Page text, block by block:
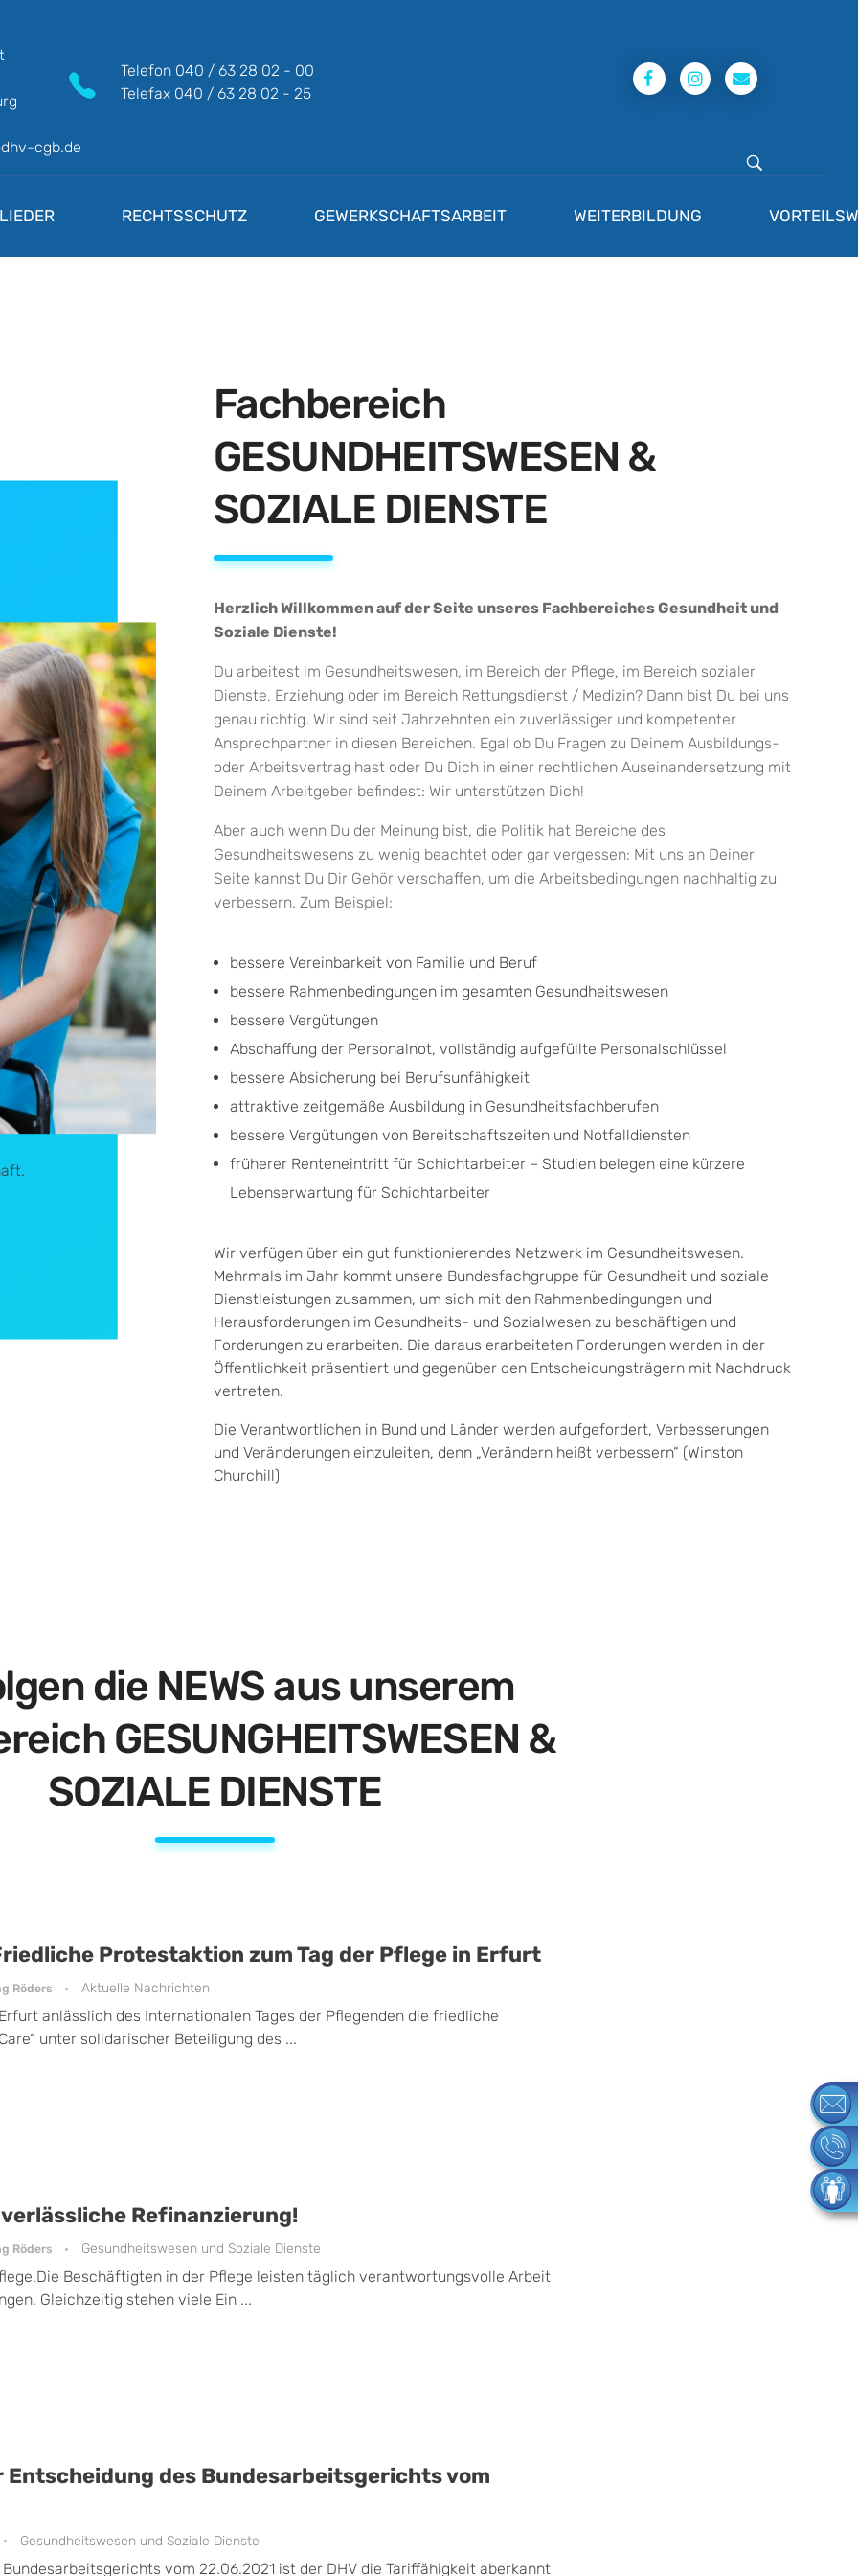
Telefon 040 / 63 28 02 - 00
Telefax 040 / 63 28 02 - 25
cgb.de
RECHTSSCHUTZ GEWERKSCHAFTSARBEIT WEITERBILDUNG
Fachbereich
GESUNDHEITSWESEN &
SOZIALE DIENSTE
Herzlich Willkommen auf der Seite unseres Fachbereiches Gesundheit und
Soziale Dienste!
Du arbeitest im Gesundheitswesen, im Bereich der Pflege, im Bereich sozialer
Dienste, Erziehung oder im Bereich Rettungsdienst / Medizin? Dann bist Du bei uns
genau richtig. Wir sind seit Jahrzehnten ein zuverlässiger und kompetenter
Ansprechpartner in diesen Bereichen. Egal ob Du Fragen zu Deinem Ausbildungs-
oder Arbeitsvertrag hast oder Du Dich in einer rechtlichen Auseinandersetzung mit
Deinem Arbeitgeber befindest: Wir unterstützen Dich!
Aber auch wenn Du der Meinung bist, die Politik hat Bereiche des
Gesundheitswesens zu wenig beachtet oder gar vergessen: Mit uns an Deiner
Seite kannst Du Dir Gehör verschaffen, um die Arbeitsbedingungen nachhaltig zu
verbessern. Zum Beispiel:
bessere Vereinbarkeit von Familie und Beruf
bessere Rahmenbedingungen im gesamten Gesundheitswesen
bessere Vergütungen
Abschaffung der Personalnot, vollständig aufgefüllte Personalschlüssel
bessere Absicherung bei Berufsunfähigkeit
attraktive zeitgemäße Ausbildung in Gesundheitsfachberufen
bessere Vergütungen von Bereitschaftszeiten und Notfalldiensten
früherer Renteneintritt für Schichtarbeiter – Studien belegen eine kürzere
Lebenserwartung für Schichtarbeiter
Wir verfügen über ein gut funktionierendes Netzwerk im Gesundheitswesen.
Mehrmals im Jahr kommt unsere Bundesfachgruppe für Gesundheit und soziale
Dienstleistungen zusammen, um sich mit den Rahmenbedingungen und
Herausforderungen im Gesundheits- und Sozialwesen zu beschäftigen und
Forderungen zu erarbeiten. Die daraus erarbeiteten Forderungen werden in der
Öffentlichkeit präsentiert und gegenüber den Entscheidungsträgern mit Nachdruck
vertreten.
Die Verantwortlichen in Bund und Länder werden aufgefordert, Verbesserungen
und Veränderungen einzuleiten, denn „Verändern heißt verbessern“ (Winston
Churchill)
die NEWS aus unserem
GESUNGHEITSWESEN &
SOZIALE DIENSTE
Protestaktion zum Tag der Pflege in Erfurt
Röders Aktuelle Nachrichten
anlässlich des Internationalen Tages der Pflegenden die friedliche
unter solidarischer Beteiligung des ...
Refinanzierung!
Röders Gesundheitswesen und Soziale Dienste
Beschäftigten in der Pflege leisten täglich verantwortungsvolle Arbeit
Gleichzeitig stehen viele Ein ...
des Bundesarbeitsgerichts vom
Gesundheitswesen und Soziale Dienste
vom 22.06.2021 ist der DHV die Tariffähigkeit aberkannt